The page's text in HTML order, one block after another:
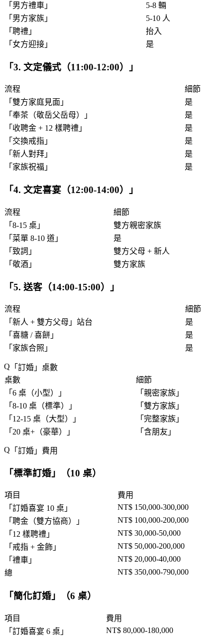
「 男方禮車 」
5-8 輛
「 男方家族 」
5-10 人
「 聘禮 」
抬入
「 女方迎接 」 是
「3. 文定儀式（11:00-12:00） 」
流程
細節
「 雙方家庭見面 」
是
「 奉茶（敬岳父岳母） 」
是
「 收聘金 + 12 樣聘禮 」
是
「 交換戒指 」
是
「 新人對拜 」
是
「 家族祝福 」 是
「4. 文定喜宴（12:00-14:00） 」
流程
細節
「 8-15 桌 」
雙方親密家族
「 菜單 8-10 道 」
是
「 致詞 」
雙方父母 + 新人
「 敬酒 」 雙方家族
「5. 送客（14:00-15:00） 」
流程
細節
「 新人 + 雙方父母 」站台
是
「 喜糖 / 喜餅 」
是
「 家族合照 」 是
「 訂婚 」桌數
桌數
細節
「 6 桌（小型） 」 「 親密家族 」
「 8-10 桌（標準） 」 「 雙方家族 」
「 12-15 桌（大型） 」 「 完整家族 」
「 20 桌+（豪華） 」 「 含朋友 」
「 訂婚 」費用
「標準訂婚 」（10 桌）
項目
費用
「 訂婚喜宴 10 桌 」
NT$ 150,000-300,000
「 聘金（雙方協商） 」
NT$ 100,000-200,000
「 12 樣聘禮 」
NT$ 30,000-50,000
「 戒指 + 金飾 」
NT$ 50,000-200,000
「 禮車 」
NT$ 20,000-40,000
總
NT$ 350,000-790,000
「簡化訂婚 」（6 桌）
項目
費用
「 訂婚喜宴 6 桌 」
NT$ 80,000-180,000